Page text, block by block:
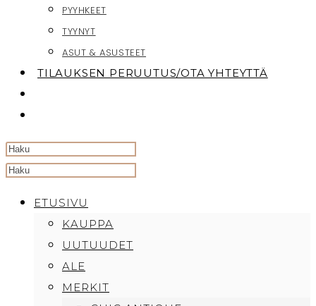
PYYHKEET
TYYNYT
ASUT & ASUSTEET
TILAUKSEN PERUUTUS/OTA YHTEYTTÄ
Search
websiteETUSIVU
KAUPPA
UUTUUDET
ALE
MERKIT